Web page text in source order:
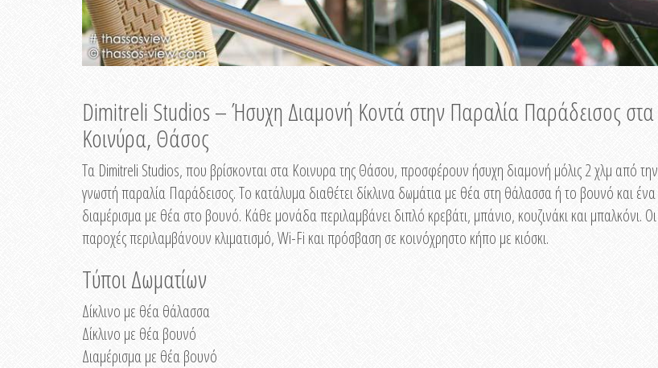
Dimitreli Studios – Ήσυχη Διαμονή Κοντά στην Παραλία Παράδεισος στα
Κοινύρα, Θάσος
Τα Dimitreli Studios, που βρίσκονται στα Κοινυρα της Θάσου, προσφέρουν ήσυχη διαμονή μόλις 2 χλμ από την
γνωστή παραλία Παράδεισος. Το κατάλυμα διαθέτει δίκλινα δωμάτια με θέα στη θάλασσα ή το βουνό και ένα
διαμέρισμα με θέα στο βουνό. Κάθε μονάδα περιλαμβάνει διπλό κρεβάτι, μπάνιο, κουζινάκι και μπαλκόνι. Οι
παροχές περιλαμβάνουν κλιματισμό, Wi-Fi και πρόσβαση σε κοινόχρηστο κήπο με κιόσκι.
Τύποι Δωματίων
Δίκλινο με θέα θάλασσα
Δίκλινο με θέα βουνό
Διαμέρισμα με θέα βουνό